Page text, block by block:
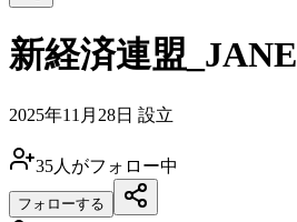
新経済連盟_JANE
2025年11月28日 設立
35人がフォロー中
フォローする